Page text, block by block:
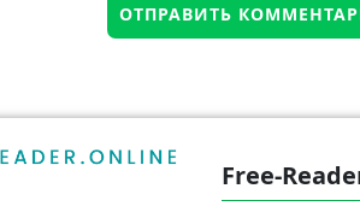
Free-